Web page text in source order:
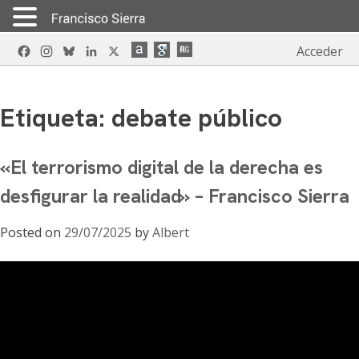
Skip
to
FacebookInstagram
BlueskyLinkedIn Acceder
Etiqueta: debate público
«El terrorismo digital de la derecha es
desfigurar la realidad» – Francisco Sierra
Posted on 29/07/2025 byAlbert